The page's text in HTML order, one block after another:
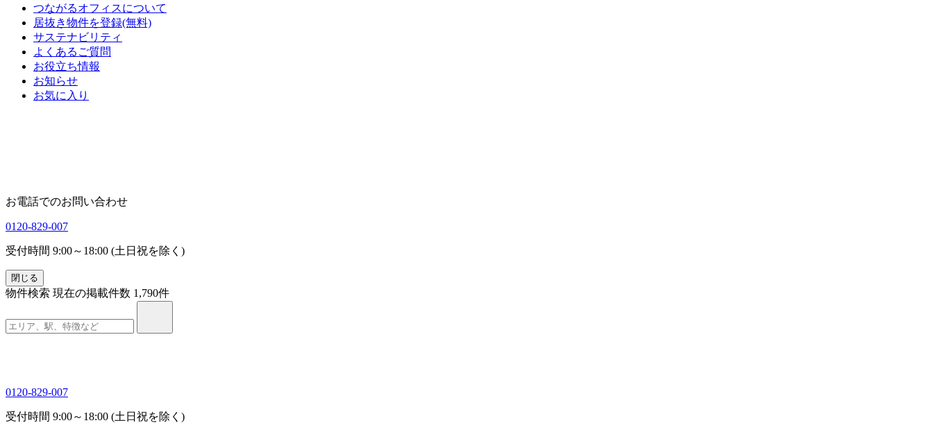
つながるオフィスについて
居抜き物件を登録(無料)
サステナビリティ
よくあるご質問
お役立ち情報
お知らせ
お気に入り
お電話でのお問い合わせ
0120-829-007
受付時間 9:00～18:00 (土日祝を除く)
閉じる
物件検索 現在の掲載件数 1,790件
0120-829-007
受付時間 9:00～18:00 (土日祝を除く)